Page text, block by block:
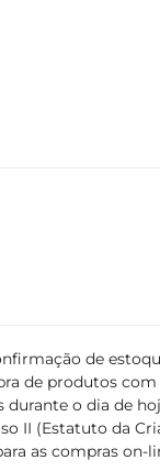
de
de produtos
o dia de
II (Estatuto da
as compras on-